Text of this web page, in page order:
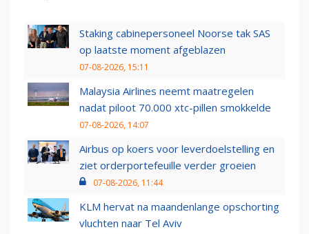
Staking cabinepersoneel Noorse tak SAS
op laatste moment afgeblazen
07-08-2026, 15:11
Malaysia Airlines neemt maatregelen
nadat piloot 70.000 xtc-pillen smokkelde
07-08-2026, 14:07
Airbus op koers voor leverdoelstelling en
ziet orderportefeuille verder groeien
07-08-2026, 11:44
KLM hervat na maandenlange opschorting
vluchten naar Tel Aviv